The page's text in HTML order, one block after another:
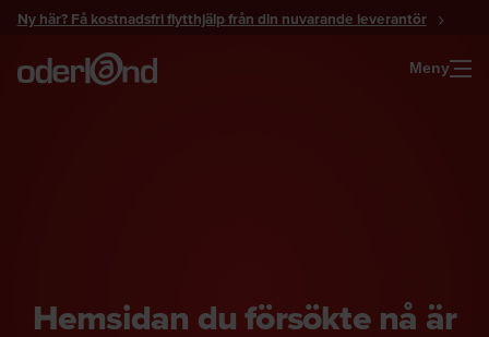
Gå
innehåll
Ny här? Få kostnadsfri flytthjälp från din nuvarande leverantör
Meny
Hemsidan du försökte nå är